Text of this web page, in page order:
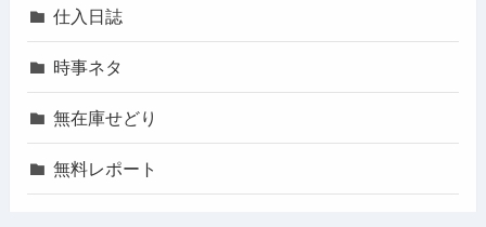
仕入日誌
時事ネタ
無在庫せどり
無料レポート